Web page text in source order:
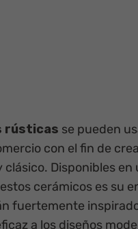
rústicas se pueden
con el fin de
clásico. Disponibles en
cerámicos es su
fuertemente
a los diseños